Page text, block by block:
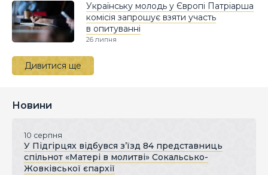
Українську молодь у Європі Патріарша
комісія запрошує взяти участь
в опитуванні
26 липня
Дивитися ще
Новини
10 серпня
У Підгірцях відбувся з’їзд 84 представниць
спільнот «Матері в молитві» Сокальсько-
Жовківської єпархії